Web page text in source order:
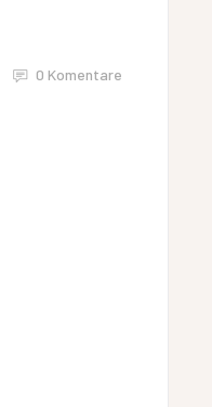
0 Komentare